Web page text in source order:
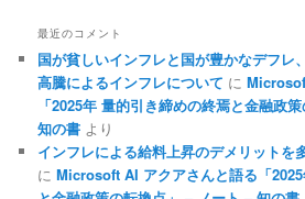
最近のコメント
国が貧しいインフレと国が豊かなデフレ
高騰によるインフレについて に
「2025年 量的引き締めの終焉と金融政
知の書 より
インフレによる給料上昇のデメリットを
にMicrosoft AI アクアさんと語る「